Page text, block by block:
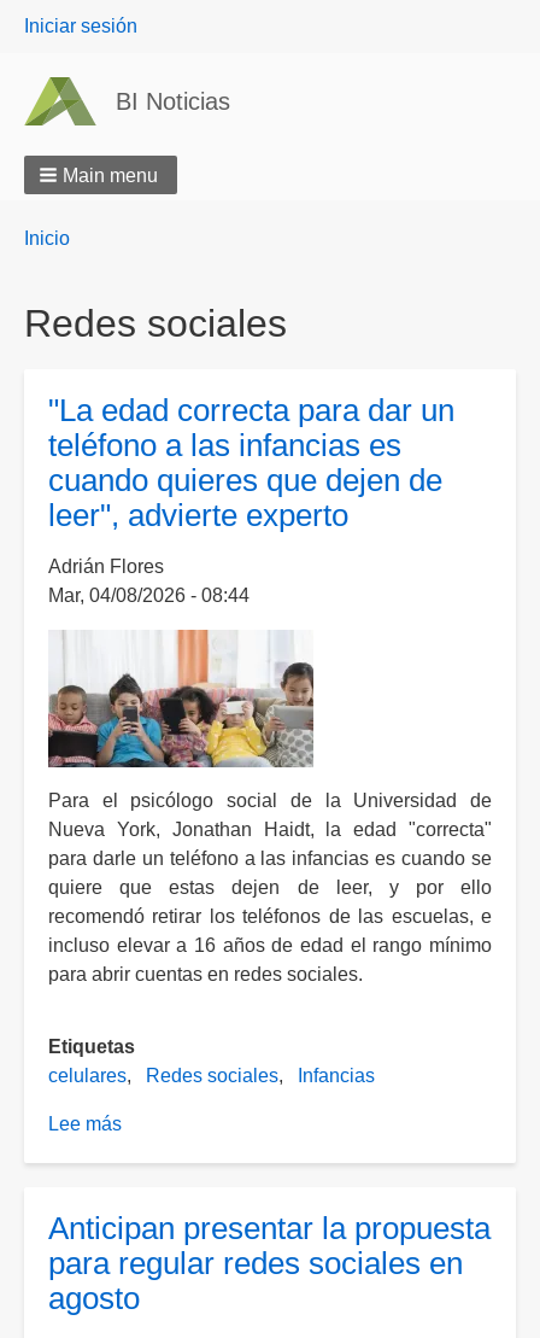
User
Iniciar sesión
BI Noticias
Main menu
Breadcrumbs
You
Inicio
Redes sociales
"La edad correcta para dar un
teléfono a las infancias es
cuando quieres que dejen de
leer", advierte experto
Adrián Flores
Mar, 04/08/2026 - 08:44
Para el psicólogo social de la Universidad de
Nueva York, Jonathan Haidt, la edad "correcta"
para darle un teléfono a las infancias es cuando se
quiere que estas dejen de leer, y por ello
recomendó retirar los teléfonos de las escuelas, e
incluso elevar a 16 años de edad el rango mínimo
para abrir cuentas en redes sociales.
Etiquetas
celulares
Redes sociales Infancias
Lee más
para
dar
un
Anticipan presentar la propuesta
para regular redes sociales en
agosto